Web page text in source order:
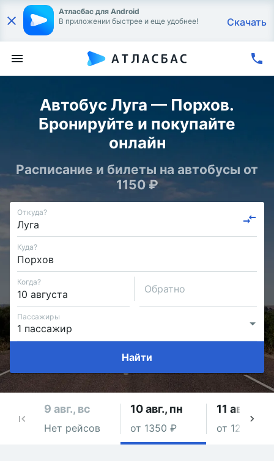
Атласбас для Android
В приложении быстрее и еще удобнее!
Скачать
Автобус Луга — Порхов.
Бронируйте и покупайте
онлайн
Расписание и билеты на автобусы от
1150 ₽
Откуда?
Куда?
Когда?
Обратно
Пассажиры
Найти
9 авг., вс
Нет рейсов
10 авг., пн
от 1350 ₽
11 авг., вт
от 1210 ₽